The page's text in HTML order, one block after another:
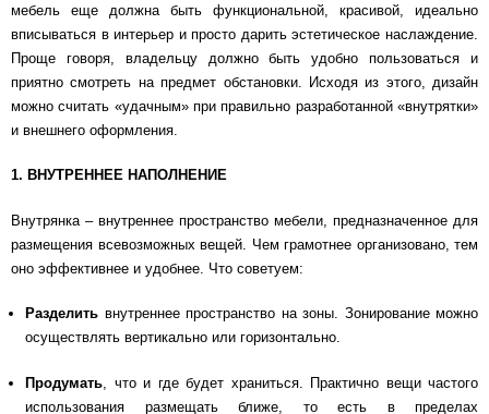
мебель еще должна быть функциональной, красивой, идеально
вписываться в интерьер и просто дарить эстетическое наслаждение.
Проще говоря, владельцу должно быть удобно пользоваться и
приятно смотреть на предмет обстановки. Исходя из этого, дизайн
можно считать «удачным» при правильно разработанной «внутрятки»
и внешнего оформления.
1. ВНУТРЕННЕЕ НАПОЛНЕНИЕ
Внутрянка – внутреннее пространство мебели, предназначенное для
размещения всевозможных вещей. Чем грамотнее организовано, тем
оно эффективнее и удобнее. Что советуем:
Разделить внутреннее пространство на зоны. Зонирование можно
осуществлять вертикально или горизонтально.
Продумать , что и где будет храниться. Практично вещи частого
использования размещать ближе, то есть в пределах